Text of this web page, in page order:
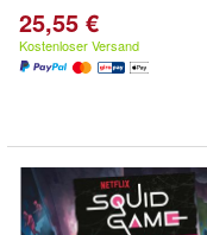
25,55 €
Kostenloser Versand